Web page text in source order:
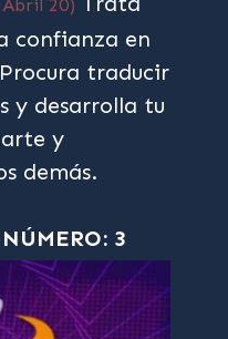
20)
confianza en
traducir
y desarrolla tu
y
demás.
NÚMERO: 3